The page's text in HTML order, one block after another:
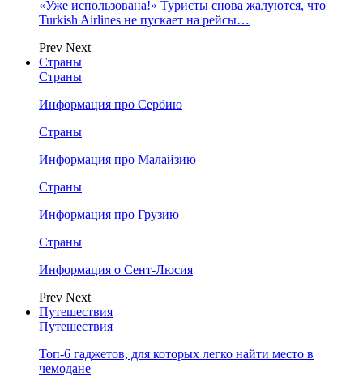
«Уже использована!» Туристы снова жалуются, что
Turkish Airlines не пускает на рейсы…
Prev Next
Страны
Страны
Информация про Сербию
Страны
Информация про Малайзию
Страны
Информация про Грузию
Страны
Информация о Сент-Люсия
Prev Next
Путешествия
Путешествия
Топ-6 гаджетов, для которых легко найти место в
чемодане